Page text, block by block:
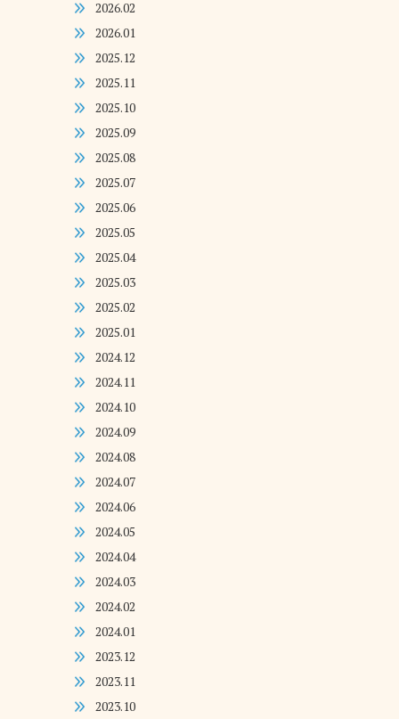
2026.02
2026.01
2025.12
2025.11
2025.10
2025.09
2025.08
2025.07
2025.06
2025.05
2025.04
2025.03
2025.02
2025.01
2024.12
2024.11
2024.10
2024.09
2024.08
2024.07
2024.06
2024.05
2024.04
2024.03
2024.02
2024.01
2023.12
2023.11
2023.10